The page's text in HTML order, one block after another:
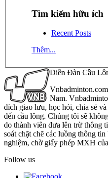
Tìm kiếm hữu ích
Recent Posts
Thêm...
Diễn Đàn Cầu
Nam.
đích giao lưu, học hỏi, chia sẻ
đến cầu lông. Chúng tôi sẽ
do thành viên đưa lên trừ thông
soát chặt chẽ các luồng thông
nghiệm, chờ giấy phép MXH
Follow us